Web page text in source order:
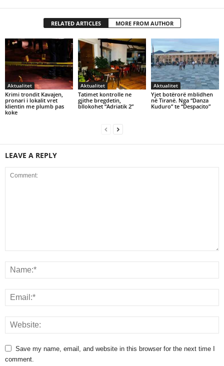
RELATED ARTICLES MORE FROM AUTHOR
Aktualitet
Krimi trondit Kavajen,
pronari i lokalit vret
klientin me plumb pas
koke
Aktualitet
Tatimet kontrolle ne
gjithe bregdetin,
bllokohet “Adriatik 2”
Aktualitet
Yjet botërorë mblidhen
në Tiranë. Nga “Danza
Kuduro” te “Despacito”
LEAVE A REPLY
Save my name, email, and website in this browser for the next time I
comment.